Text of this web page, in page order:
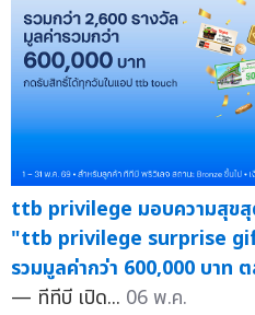
ttb privilege มอบความสุขสุ
"ttb privilege surprise
รวมมูลค่ากว่า 600,000 บาท
— ทีทีบี เปิด... 06 พ.ค.